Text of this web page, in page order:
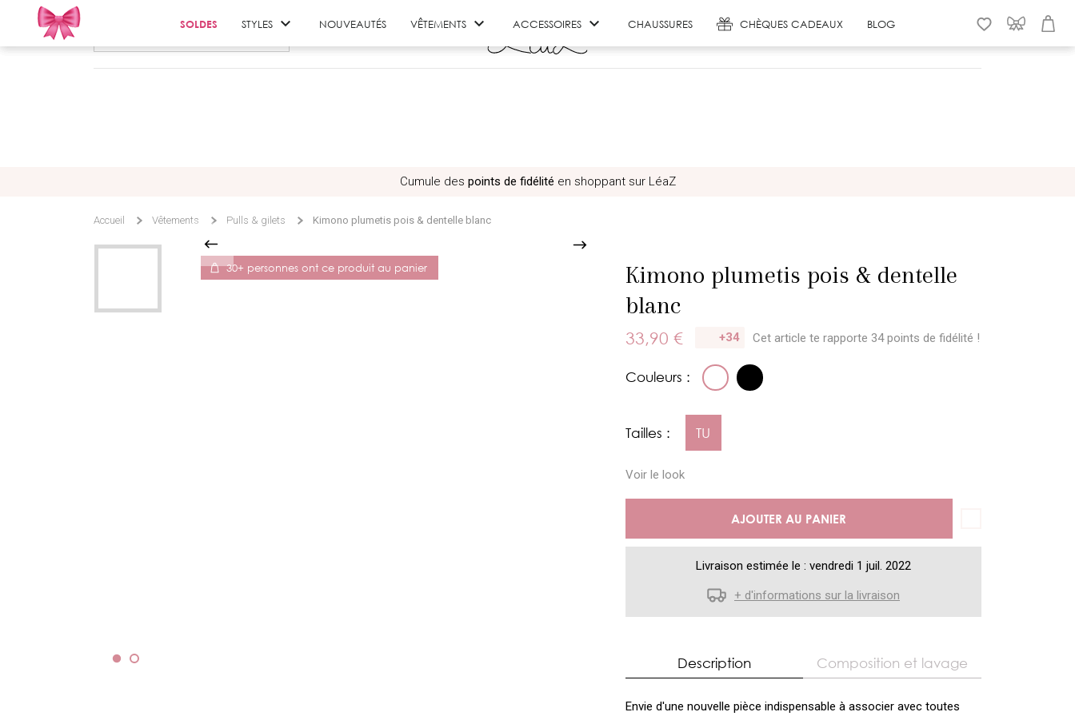
SOLDES STYLES  NOUVEAUTÉS VÊTEMENTS  ACCESSOIRES  CHAUSSURES CHÈQUES CADEAUX BLOG
Cumule des points de fidélité en shoppant sur LéaZ
Accueil Vêtements Pulls & gilets Kimono plumetis pois & dentelle blanc
Kimono plumetis pois & dentelle
blanc
33,90 € +34 Cet article te rapporte 34 points de fidélité !
30+ personnes ont ce produit au panier
Couleurs :
Tailles : TU
Voir le look
AJOUTER AU PANIER
Livraison estimée le : vendredi 1 juil. 2022
+ d'informations sur la livraison
Description Composition et lavage
Envie d'une nouvelle pièce indispensable à associer avec toutes